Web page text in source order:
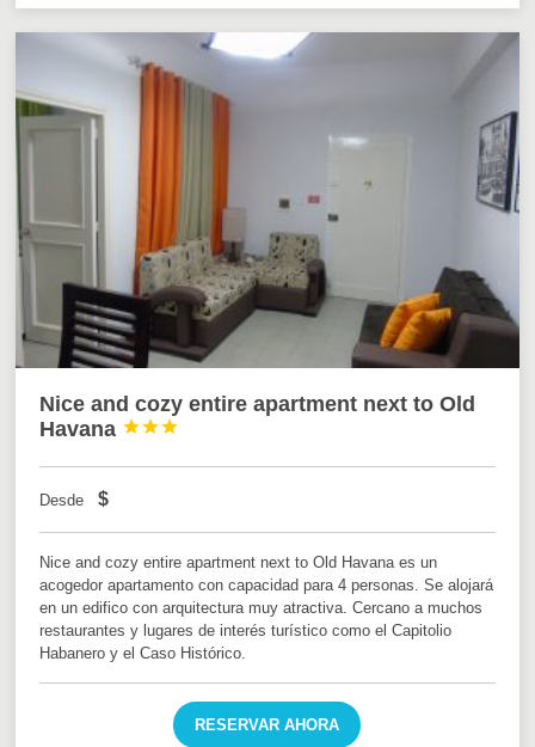
Nice and cozy entire apartment next to Old
Havana



Desde $
Nice and cozy entire apartment next to Old Havana es un
acogedor apartamento con capacidad para 4 personas. Se alojará
en un edifico con arquitectura muy atractiva. Cercano a muchos
restaurantes y lugares de interés turístico como el Capitolio
Habanero y el Caso Histórico.
RESERVAR AHORA